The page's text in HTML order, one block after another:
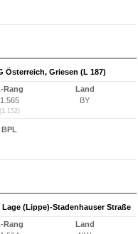
Österreich, Griesen (L 187)
Rang
1.565
(1.152)
Land
BY
BPL
(Lippe)-Stadenhauser Straße
Rang
Land